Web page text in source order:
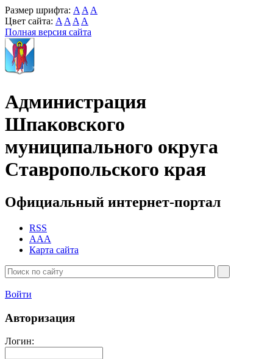
Размер шрифта: A A A
Цвет сайта: A A A A
Полная версия сайта
Администрация
Шпаковского
муниципального округа
Ставропольского края
Официальный интернет-портал
RSS
AAA
Карта сайта
Войти
Авторизация
Логин: